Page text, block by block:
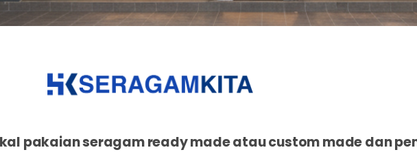
pakaian seragam ready made atau custom made dan